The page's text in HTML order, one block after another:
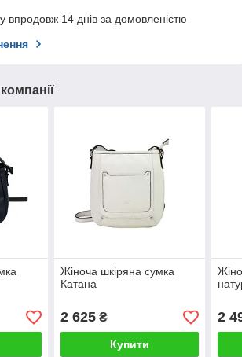
впродовж 14 днів за домовленістю
Жіноча шкіряна сумка
Катана
2 625₴
Купити
2